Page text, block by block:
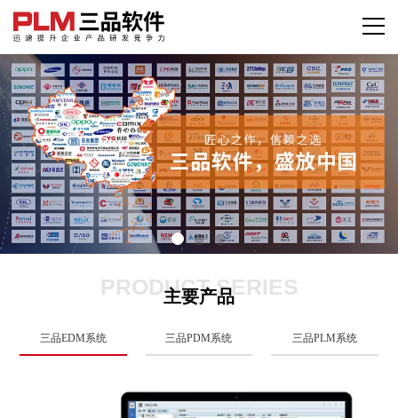
PRODUCT SERIES
主要产品
三品EDM系统 三品PDM系统 三品PLM系统